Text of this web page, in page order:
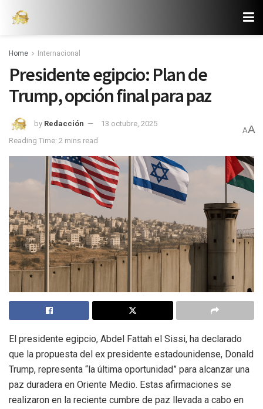
Home Internacional
Presidente egipcio: Plan de
Trump, opción final para paz
by Redacción
13 octubre, 2025
Reading Time: 2 mins read
AA
El presidente egipcio, Abdel Fattah el Sissi, ha declarado
que la propuesta del ex presidente estadounidense, Donald
Trump, representa “la última oportunidad” para alcanzar una
paz duradera en Oriente Medio. Estas afirmaciones se
realizaron en la reciente cumbre de paz llevada a cabo en